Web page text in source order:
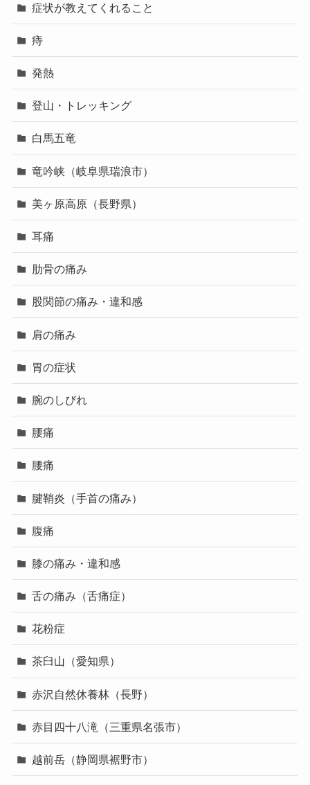
症状が教えてくれること
痔
発熱
登山・トレッキング
白馬五竜
竜吟峡（岐阜県瑞浪市）
美ヶ原高原（長野県）
耳痛
肋骨の痛み
股関節の痛み・違和感
肩の痛み
胃の症状
腕のしびれ
腰痛
腰痛
腱鞘炎（手首の痛み）
腹痛
膝の痛み・違和感
舌の痛み（舌痛症）
花粉症
茶臼山（愛知県）
赤沢自然休養林（長野）
赤目四十八滝（三重県名張市）
越前岳（静岡県裾野市）